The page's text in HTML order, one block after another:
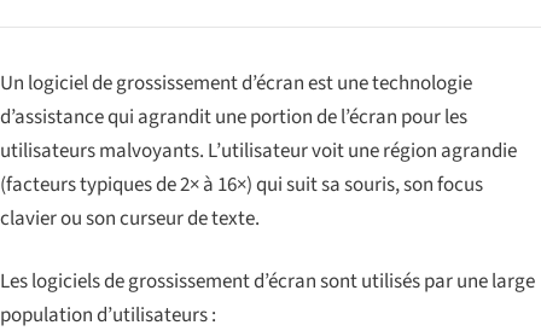
Un logiciel de grossissement d’écran est une technologie
d’assistance qui agrandit une portion de l’écran pour les
utilisateurs malvoyants. L’utilisateur voit une région agrandie
(facteurs typiques de 2× à 16×) qui suit sa souris, son focus
clavier ou son curseur de texte.
Les logiciels de grossissement d’écran sont utilisés par une large
population d’utilisateurs :